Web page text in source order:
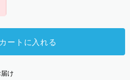
カートに入れる
け